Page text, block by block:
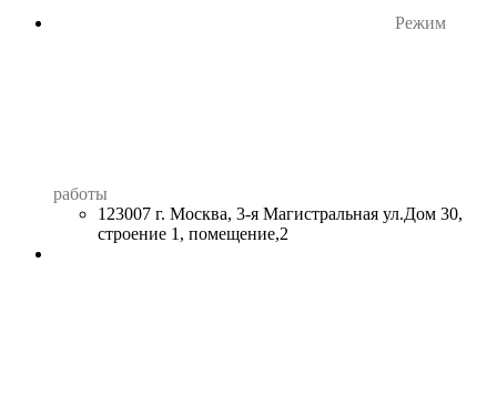
Режим
работы
123007 г. Москва, 3-я Магистральная ул.Дом 30,
строение 1, помещение,2